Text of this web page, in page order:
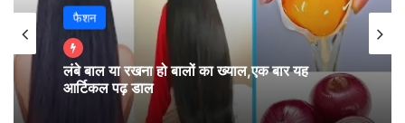
फैशन
लंबे बाल या रखना हो बालों का ख्याल,एक बार यह
आर्टिकल पढ़ डाल